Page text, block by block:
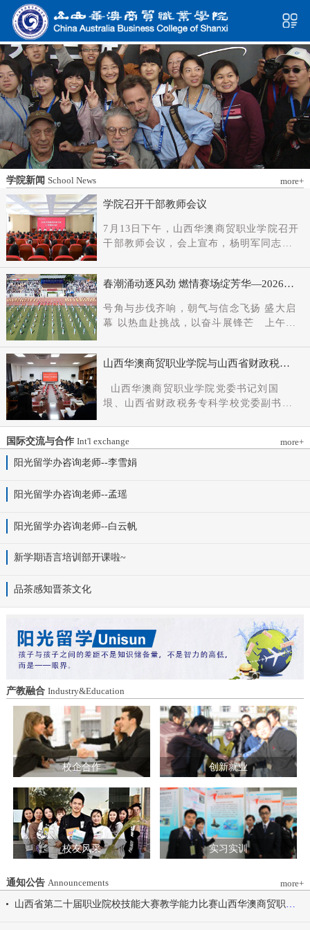
学院新闻 School News more+
学院召开干部教师会议
7月13日下午，山西华澳商贸职业学院召开
干部教师会议，会上宣布，杨明军同志任
记、督导专员职务。省委教育工委主持日
常工作的副书记（正厅长级），省教育厅
党组成员、副厅长王军出席会议并讲话。
新任党委书记杨明军同志、理事长刘耀国
分别作表态发言，刘国垠同志主持会议。
省委组织部干部六处、省委教育工委组织
领导班子成员、中层干部及教师代表参加
会议。
春潮涌动逐风劲 燃情赛场绽芳华—2026年
号角与步伐齐响，朝气与信念飞扬 盛大启
幕 以热血赴挑战，以奋斗展锋芒 上午9
扬，国旗护卫队整齐着装、身姿挺拔、精
神抖擞，护送五星红旗庄严入场，鲜红的
旗帜在春日暖阳下熠熠生辉，彰显着华澳
学子赤诚的家国情怀与昂扬的精神风貌。
紧随其后，校旗方阵、彩旗方阵依次行
进，彩旗猎猎映晴空，灵动的步伐与明媚
景。全场师生肃立，升国旗、奏唱国歌。
冉冉升起，全体师生行注目礼，目光坚
时代华章。 学院院长白峰致开幕词，
动会是学院践行“健康第一”教育理念、推
动会为契机，涵养健康体魄、锤炼坚韧意
志，将赛场上的拼搏精神、协作意识转化
为学习工作的强大动力，凝心聚力、笃行
不怠，共同书写华澳学院高质量发展的崭
新篇章。 本届开幕式以“逐梦 健康 奋进
感恩”为脉络，献上四场精彩展演。 健康
同行，雅韵律动 优雅交谊舞翩跹起舞，
舞步轻盈、配合默契，在旋转与迈步间绽
放自信从容的青春风采。 感恩于心，团
结奋进 歌舞表演温暖有力，音符与舞步
传递同心同行的信念，凝聚团结力量，共
赴赛场追梦之旅。 学院党委书记刘国垠
宣布山西华澳商贸职业学院2026年春季田
径运动会正式开始！
山西华澳商贸职业学院与山西省财政税务
建和思想政治工作结对共建协议
山西华澳商贸职业学院党委书记刘国
垠、山西省财政税务专科学校党委副书记
院长白峰主持。签约仪式现场气氛庄重而
热烈。 山西省财政税务专科学校党委副
本情况以及党建和思政工作方面的做法进
工作向“有效覆盖”“全面提质”提出几点建
议：一要筑牢组织根基。以党建标准化、
组织生活联过等方式，筑牢学校事业发展
源共享机制，共同开发实践教学基地，打
造特色育人载体。三要强化队伍建设。通
过挂职帮带、专题培训、观摩交流等形
式，培育政治强、业务精、作风正的党务
和思政工作队伍。四要推动深度融合。把
结对共建融入专业建设、科研创新、人才
培养、社会服务全过程，让党建引领下的
校际合作，既赋能民办高校规范发展，也
助力公办高校拓展育人维度。 在共同见
证下，三方校领导签署了《党建和思想政
治工作结对共建协议书》。 此次签约不
仅为党建和思想政治工作搭建起常态化、
制度化的交流平台，更为三方在更广领
域、更深层次的合作奠定了坚实基础。相
关责任部门将主动对接、深化交流，推动
共建内容落地见效，共同谱写公办民办高
校协同发展的新篇章。
国际交流与合作 Int'l exchange
more+
阳光留学办咨询老师--李雪娟
阳光留学办咨询老师--孟瑶
阳光留学办咨询老师--白云帆
新学期语言培训部开课啦~
品茶感知晋茶文化
产教融合 Industry&Education
校企合作 创新就业
校友风采 实习实训
通知公告 Announcements
more+
山西省第二十届职业院校技能大赛教学能力比赛山西华澳商贸职业学院参赛团队信息公示